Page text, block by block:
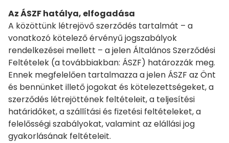
Az ÁSZF hatálya, elfogadása
A közöttünk létrejövő szerződés tartalmát – a
vonatkozó kötelező érvényű jogszabályok
rendelkezései mellett – a jelen Általános Szerződési
Feltételek (a továbbiakban: ÁSZF) határozzák meg.
Ennek megfelelően tartalmazza a jelen ÁSZF az Önt
és bennünket illető jogokat és kötelezettségeket, a
szerződés létrejöttének feltételeit, a teljesítési
határidőket, a szállítási és fizetési feltételeket, a
felelősségi szabályokat, valamint az elállási jog
gyakorlásának feltételeit.